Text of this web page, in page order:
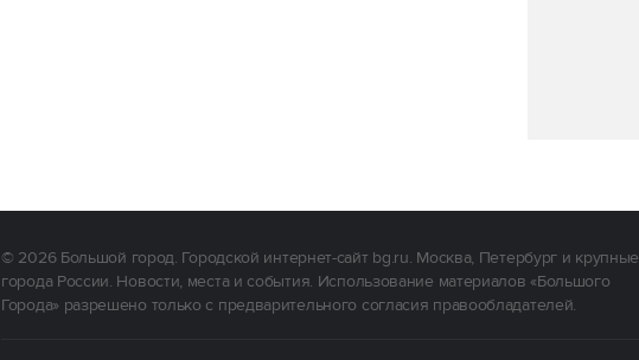
© 2026Большой город. Городской интернет-сайт bg.ru. Москва, Петербург и крупные
города России. Новости, места и события. Использование материалов «Большого
Города» разрешено только с предварительного согласия правообладателей.